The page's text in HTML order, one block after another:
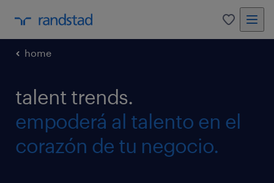
0
home
talent trends.
empoderá al talento en el
corazón de tu negocio.